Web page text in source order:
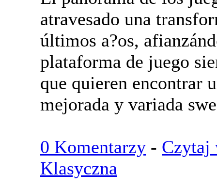
atravesado una
últimos a?os,
plataforma de juego
que quieren encontrar
mejorada y variada
0 Komentarzy - Czytaj
Klasyczna